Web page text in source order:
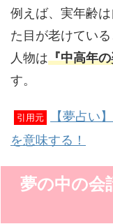
例えば、実年齢
た目が老けてい
人物は『中高年
す。
引用元
【夢占い
を意味する！
夢の中の会